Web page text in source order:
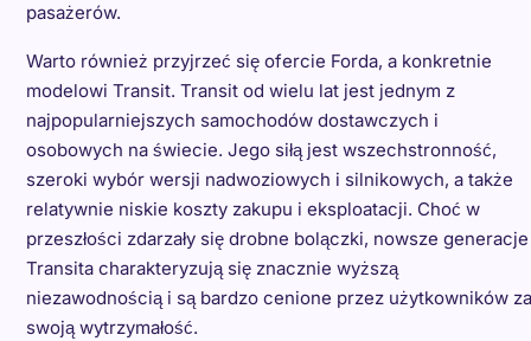
pasażerów.
Warto również przyjrzeć się ofercie Forda, a konkretnie
modelowi Transit. Transit od wielu lat jest jednym z
najpopularniejszych samochodów dostawczych i
osobowych na świecie. Jego siłą jest wszechstronność,
szeroki wybór wersji nadwoziowych i silnikowych, a także
relatywnie niskie koszty zakupu i eksploatacji. Choć w
przeszłości zdarzały się drobne bolączki, nowsze generacje
Transita charakteryzują się znacznie wyższą
niezawodnością i są bardzo cenione przez użytkowników za
swoją wytrzymałość.